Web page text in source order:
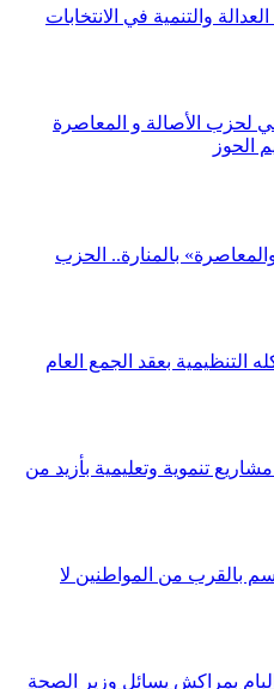
والتنمية في الانتخابات
لحزب الأصالة و المعاصرة
الحوز
بالمنارة.. الحزب
التنظيمية بعقد الجمع العام
تنموية وتعليمية بأزيد من
بالقرب من المواطنين لا
بمراكش يسائل وزير الصحة